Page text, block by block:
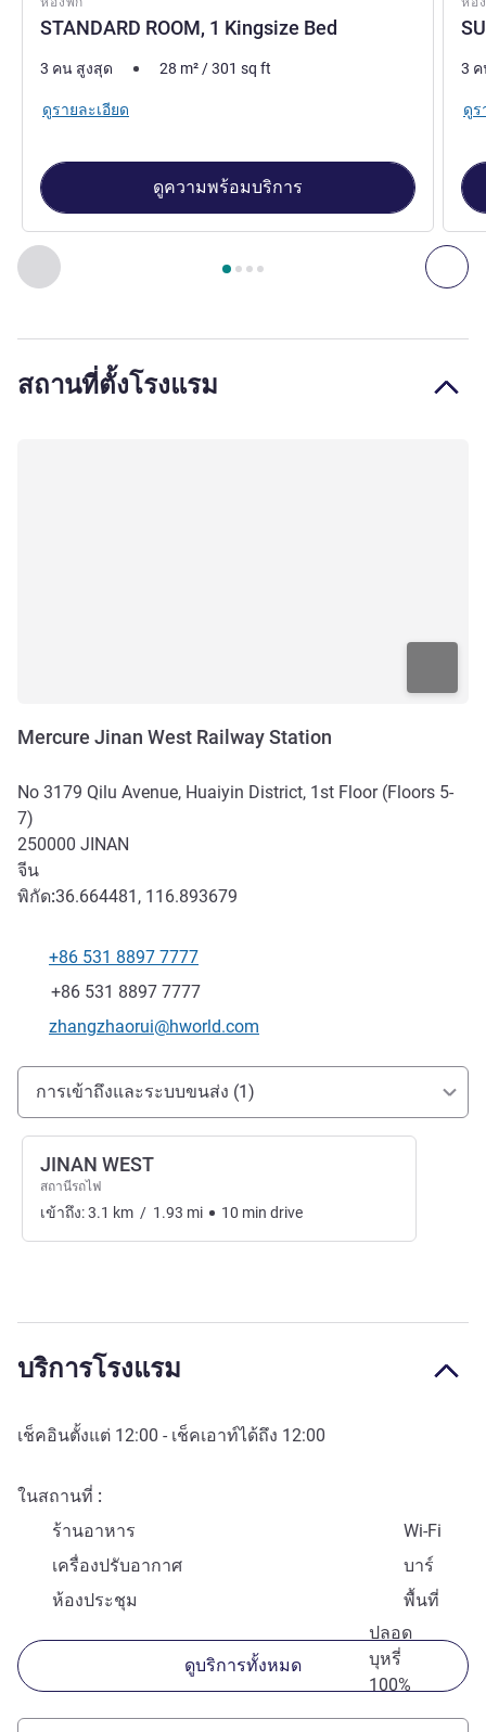
ก่อนหน้า - ห้องพัก ถั
หน้า1 , ห้องพัก 1 : STANDARD ROOM, 1 Kingsize Bed
STANDARD ROOM, 1 Kingsize Bed
3 คน สูงสุด 28 m²/301 sq ft
ดูรายละเอียด
ดูความพร้อมบริการ
3
ดูร
สถานที่ตั้งโรงแรม
Mercure Jinan West Railway Station
No 3179 Qilu Avenue, Huaiyin District, 1st Floor (Floors 5-
7)
250000 JINAN
จีน
พิกัด:36.664481, 116.893679
โทรศัพท์
+86 531 8897 7777
แฟกซ์
+86 531 8897 7777
อีเมลติดต่อ
zhangzhaorui@hworld.com
การเข้าถึงและการเดินทาง
การเข้าถึงและระบบขนส่ง (1)
JINAN WEST
สถานีรถไฟ
เข้าถึง:3.1 km / 1.93 mi 10 min drive
บริการโรงแรม
เช็คอินตั้งแต่ 12:00 - เช็คเอาท์ได้ถึง 12:00
ในสถานที่
ร้านอาหาร
Wi-Fi
เครื่องปรับอากาศ
บาร์
ห้องประชุม
พื้นที่
ปลอด
บุหรี่
100%
ดูบริการทั้งหมด